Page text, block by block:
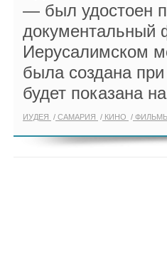
— был удостоен
документальный
Иерусалимском
была создана
будет показана
ИУДЕЯ САМАРИЯ КИНО